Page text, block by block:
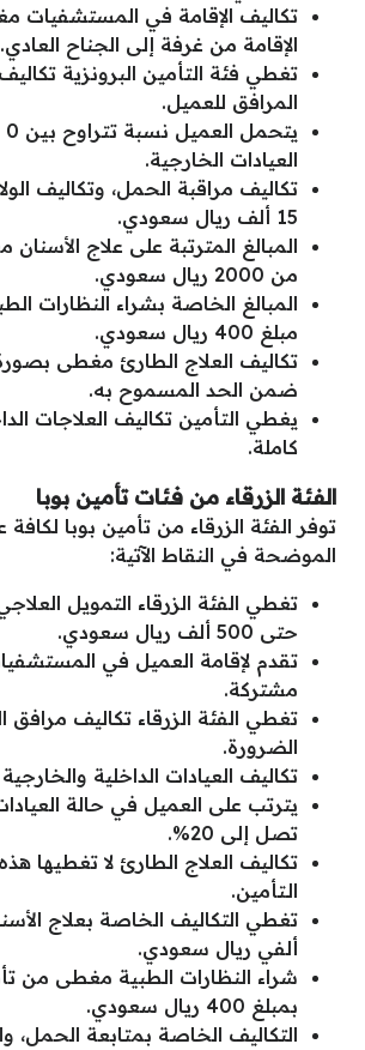
تكاليف الإقامة في المستشفيات
الإقامة من غرفة إلى الجناح العادي.
تغطي فئة التأمين البرونزية
المرافق للعميل.
العيادات الخارجية.
تكاليف مراقبة الحمل، وتكاليف
15 ألف ريال سعودي.
المبالغ المترتبة على علاج الأسنان
من 2000 ريال سعودي.
المبالغ الخاصة بشراء النظارات
مبلغ 400 ريال سعودي.
تكاليف العلاج الطارئ مغطى
ضمن الحد المسموح به.
يغطي التأمين تكاليف العلاجات
كاملة.
الفئة الزرقاء من فئات تأمين بوبا
توفر الفئة الزرقاء من تأمين بوبا لكافة
الموضحة في النقاط الآتية:
تغطي الفئة الزرقاء التمويل
حتى 500 ألف ريال سعودي.
تقدم لإقامة العميل في
مشتركة.
تغطي الفئة الزرقاء تكاليف
الضرورة.
تكاليف العيادات الداخلية
يترتب على العميل في حالة
تصل إلى 20%.
تكاليف العلاج الطارئ لا تغطيها
الـتأمين.
تغطي التكاليف الخاصة بعلاج
ألفي ريال سعودي.
شراء النظارات الطبية مغطى من
بمبلغ 400 ريال سعودي.
التكاليف الخاصة بمتابعة الحمل،